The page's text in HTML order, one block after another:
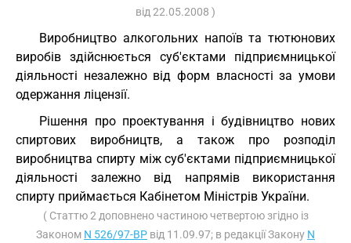
від 22.05.2008 )
Виробництво алкогольних напоїв та тютюнових
виробів здійснюється суб'єктами підприємницької
діяльності незалежно від форм власності за умови
одержання ліцензії.
Рішення про проектування і будівництво нових
спиртових виробництв, а також про розподіл
виробництва спирту між суб'єктами підприємницької
діяльності залежно від напрямів використання
спирту приймається Кабінетом Міністрів України.
( Статтю 2 доповнено частиною четвертою згідно із
Законом N 526/97-ВР від 11.09.97; в редакції Закону N